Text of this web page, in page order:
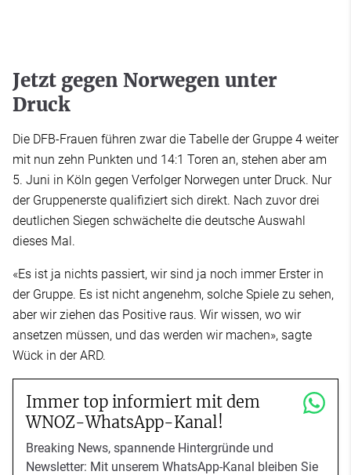
Jetzt gegen Norwegen unter
Druck
Die DFB-Frauen führen zwar die Tabelle der Gruppe 4 weiter
mit nun zehn Punkten und 14:1 Toren an, stehen aber am
5. Juni in Köln gegen Verfolger Norwegen unter Druck. Nur
der Gruppenerste qualifiziert sich direkt. Nach zuvor drei
deutlichen Siegen schwächelte die deutsche Auswahl
dieses Mal.
«Es ist ja nichts passiert, wir sind ja noch immer Erster in
der Gruppe. Es ist nicht angenehm, solche Spiele zu sehen,
aber wir ziehen das Positive raus. Wir wissen, wo wir
ansetzen müssen, und das werden wir machen», sagte
Wück in der ARD.
Immer top informiert mit dem
WNOZ-WhatsApp-Kanal!
Breaking News, spannende Hintergründe und
Newsletter: Mit unserem WhatsApp-Kanal bleiben Sie